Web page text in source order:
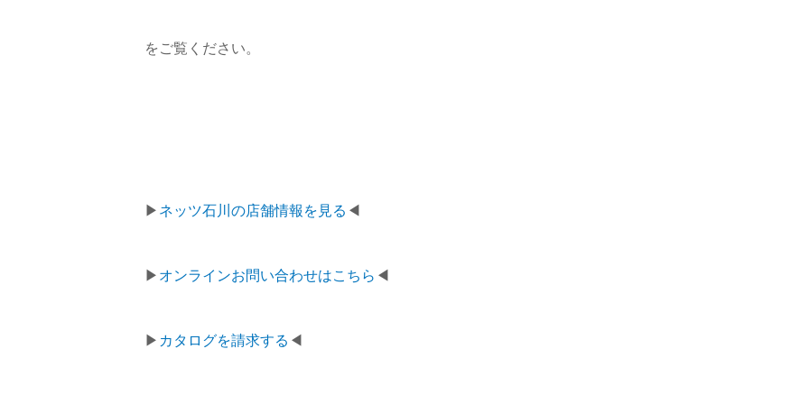
をご覧ください。
▶ ネッツ石川の店舗情報を見る ◀
▶ オンラインお問い合わせはこちら ◀
▶ カタログを請求する ◀